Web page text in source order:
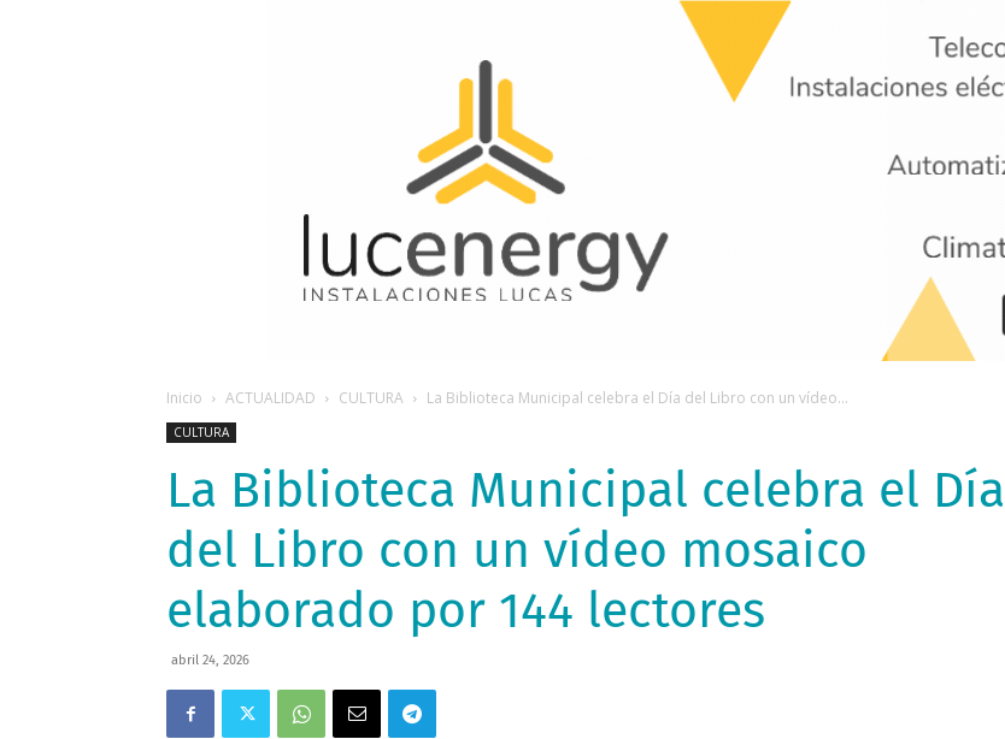
Inicio ACTUALIDAD CULTURA La Biblioteca Municipal celebra el Día del Libro con un vídeo...
CULTURA
La Biblioteca Municipal celebra el Día
del Libro con un vídeo mosaico
elaborado por 144 lectores
abril 24, 2026